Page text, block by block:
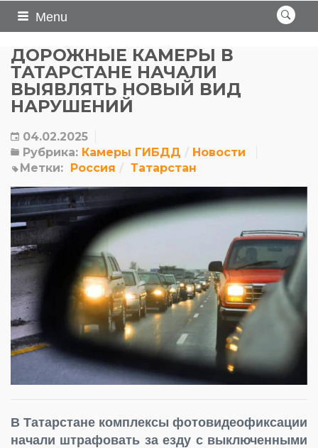
Menu
ДОРОЖНЫЕ КАМЕРЫ В
ТАТАРСТАНЕ НАЧАЛИ
ВЫЯВЛЯТЬ НОВЫЙ ВИД
НАРУШЕНИЙ
04.02.2025
Рубрика: Камеры ГИБДД
Новости
Метки: Россия Татарстан
В Татарстане комплексы фотовидеофиксации
начали штрафовать за езду с выключенными